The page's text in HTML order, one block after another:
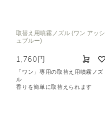
取替え用噴霧ノズル (ワン アッシ
ュブルー)
1,760円
「ワン」専用の取替え用噴霧ノズ
ル
香りを簡単に取替えられます